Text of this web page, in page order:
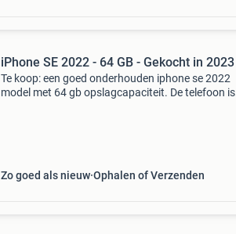
iPhone SE 2022 - 64 GB - Gekocht in 2023
Te koop: een goed onderhouden iphone se 2022
model met 64 gb opslagcapaciteit. De telefoon is
Zo goed als nieuw Ophalen of Verzenden